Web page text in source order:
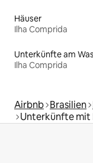
Häuser
Ilha Comprida
Unterkünfte am
Ilha Comprida
Airbnb Brasilien
Unterkünfte mit